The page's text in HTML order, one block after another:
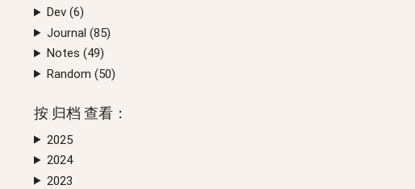
Dev (6)
Journal (85)
Notes (49)
Random (50)
按 归档 查看：
2025
2024
2023